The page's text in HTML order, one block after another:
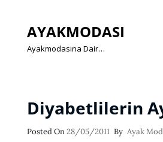
AYAKMODASI
Ayakmodasına Dair…
Diyabetlilerin
Posted OnPosted
28/05/2011 By Ayak